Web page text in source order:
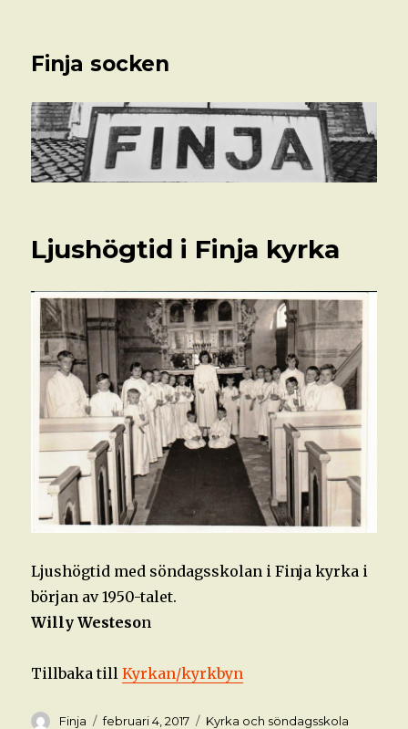
Finja socken
Ljushögtid i Finja kyrka
Ljushögtid med söndagsskolan i Finja kyrka i
början av 1950-talet.
Willy Westeson
Tillbaka tillKyrkan/kyrkbyn
Författare
Finja Postat
februari 4, 2017 Kategorier
Kyrka och söndagsskola